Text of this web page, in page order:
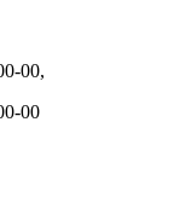
00,
00